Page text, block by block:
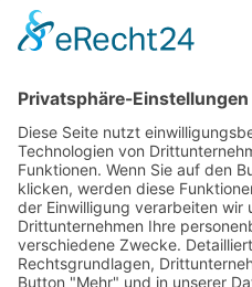
T+423 233 36 30
admin@lsv.li
Ski Alpin
Ski Nordisch
Winter-Highlights
Aktuelles
Verband
Aktion Pro Ski